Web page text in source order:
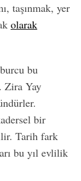
taşınmak, yer
olarak
bu
Zira Yay
bir
Tarih fark
bu yıl evlilik